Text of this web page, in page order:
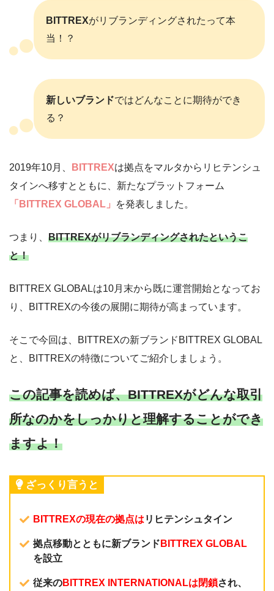
BITTREXがリブランディングされたって本
当！？
新しいブランドではどんなことに期待ができ
る？
2019年10月、 BITTREXは拠点をマルタからリヒテンシュ
タインへ移すとともに、新たなプラットフォーム
「BITTREX GLOBAL」
を発表しました。
つまり、 BITTREXがリブランディングされたというこ
と！
BITTREX GLOBALは10月末から既に運営開始となってお
り、BITTREXの今後の展開に期待が高まっています。
そこで今回は、BITTREXの新ブランドBITTREX GLOBAL
と、BITTREXの特徴についてご紹介しましょう。
この記事を読めば、BITTREXがどんな取引
所なのかをしっかりと理解することができ
ますよ！
ざっくり言うと
BITTREXの現在の拠点は リヒテンシュタイン
拠点移動とともに新ブランド BITTREX GLOBAL
を設立
従来のBITTREX INTERNATIONALは閉鎖され、